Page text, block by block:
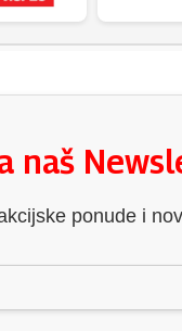
naš
ponude i